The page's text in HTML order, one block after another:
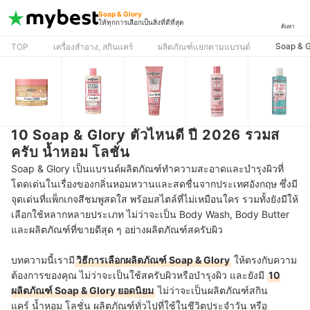
Soap & Glory
ให้ทุกการเลือกเป็นสิ่งที่ดีที่สุด
ค้นหา
TOP เครื่องสำอาง, สกินแคร์ ผลิตภัณฑ์แยกตามแบรนด์ Soap &
10 Soap & Glory ตัวไหนดี ปี 2026 รวมส
ครับ น้ำหอม โลชั่น
Soap & Glory เป็นแบรนด์ผลิตภัณฑ์ทำความสะอาดและบำรุงผิวที่
โดดเด่นในเรื่องของกลิ่นหอมหวานและสดชื่นจากประเทศอังกฤษ ซึ่งมี
จุดเด่นที่แพ็กเกจสีชมพูสดใส พร้อมสไตล์ที่ไม่เหมือนใคร รวมทั้งยังมีให้
เลือกใช้หลากหลายประเภท ไม่ว่าจะเป็น Body Wash, Body Butter
และผลิตภัณฑ์ที่ขายดีสุด ๆ อย่างผลิตภัณฑ์สครับผิว
บทความนี้เรามีวิธีการเลือกผลิตภัณฑ์ Soap & Glory ให้ตรงกับความ
ต้องการของคุณ ไม่ว่าจะเป็นใช้สครับผิวหรือบำรุงผิว และยังมี 10
ผลิตภัณฑ์ Soap & Glory ยอดนิยม ไม่ว่าจะเป็นผลิตภัณฑ์สกิน
แคร์ น้ำหอม โลชั่น ผลิตภัณฑ์ทั่วไปที่ใช้ในชีวิตประจำวัน หรือ